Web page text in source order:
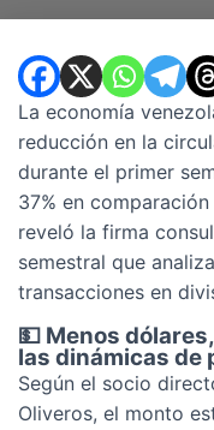
La economía
reducción en la
durante el primer
37% en
reveló la firma
semestral que
transacciones en
💵 Menos
las dinámicas de
Según el socio
Oliveros, el monto